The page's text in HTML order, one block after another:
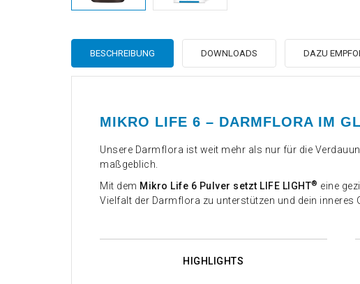
BESCHREIBUNG DOWNLOADS DAZU
MIKRO LIFE 6 – DARMFLORA IM
Unsere Darmflora ist weit mehr als nur für die
maßgeblich.
Mit dem Mikro Life 6 Pulver setzt LIFE LIGHT® eine
Vielfalt der Darmflora zu unterstützen und dein inneres
HIGHLIGHTS